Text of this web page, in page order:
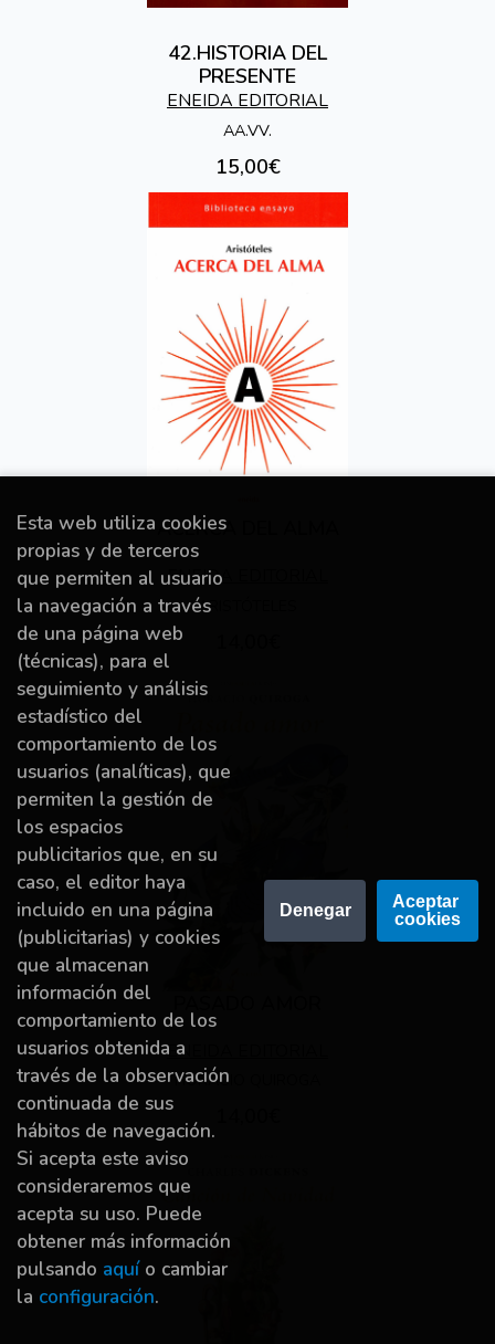
42.HISTORIA DEL
PRESENTE
ENEIDA EDITORIAL
AA.VV.
15,00€
ACERCA DEL ALMA
ENEIDA EDITORIAL
ARISTÓTELES
ENEIDA EDITORIAL
HORACIO QUIROGA
Esta web utiliza cookies
propias y de terceros
que permiten al usuario
la navegación a través
de una página web
(técnicas), para el
seguimiento y análisis
estadístico del
comportamiento de los
usuarios (analíticas), que
permiten la gestión de
los espacios
publicitarios que, en su
caso, el editor haya
incluido en una página
(publicitarias) y cookies
que almacenan
información del
comportamiento de los
usuarios obtenida a
través de la observación
continuada de sus
hábitos de navegación.
Si acepta este aviso
consideraremos que
acepta su uso. Puede
obtener más información
pulsando aquío cambiar
la configuración.
Denegar
Aceptar
cookies